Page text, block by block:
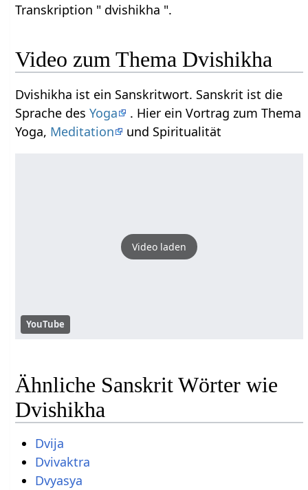
Transkription " dvishikha ".
Video zum Thema Dvishikha
Dvishikha ist ein Sanskritwort. Sanskrit ist die
Sprache desYoga
. Hier ein Vortrag zum Thema
Yoga, Meditation und Spiritualität
Video laden
YouTube
Ähnliche Sanskrit Wörter wie
Dvishikha
Dvija
Dvivaktra
Dvyasya